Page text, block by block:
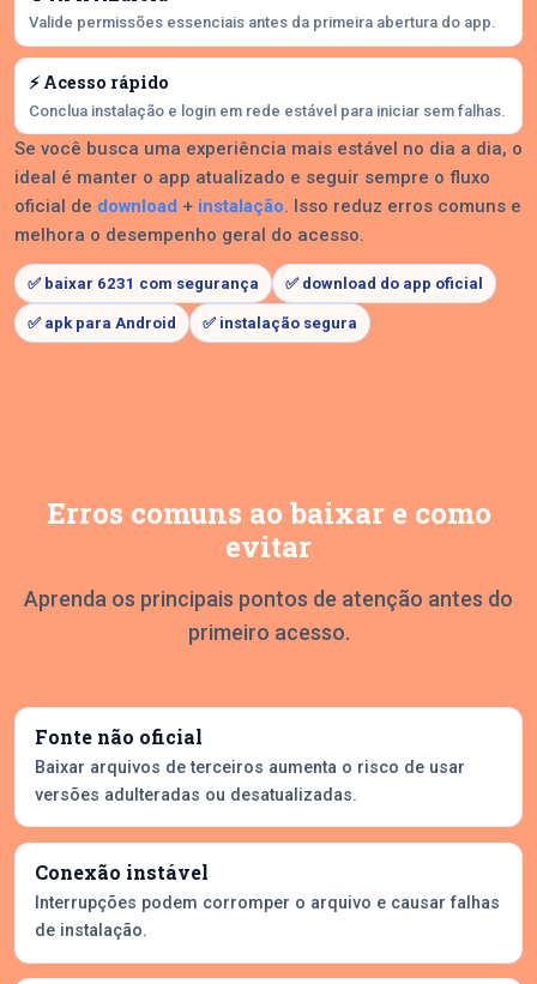
Valide permissões essenciais antes da primeira abertura do app.
⚡ Acesso rápido
Conclua instalação e login em rede estável para iniciar sem falhas.
Se você busca uma experiência mais estável no dia a dia, o
ideal é manter o app atualizado e seguir sempre o fluxo
oficial de download + instalação. Isso reduz erros comuns e
melhora o desempenho geral do acesso.
✅ baixar 6231 com segurança ✅ download do app oficial
✅ apk para Android ✅ instalação segura
Erros comuns ao baixar e como
evitar
Aprenda os principais pontos de atenção antes do
primeiro acesso.
Fonte não oficial
Baixar arquivos de terceiros aumenta o risco de usar
versões adulteradas ou desatualizadas.
Conexão instável
Interrupções podem corromper o arquivo e causar falhas
de instalação.